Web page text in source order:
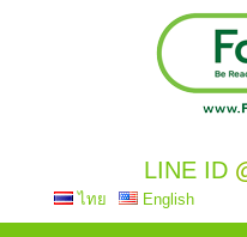
LINE ID
ไทย English